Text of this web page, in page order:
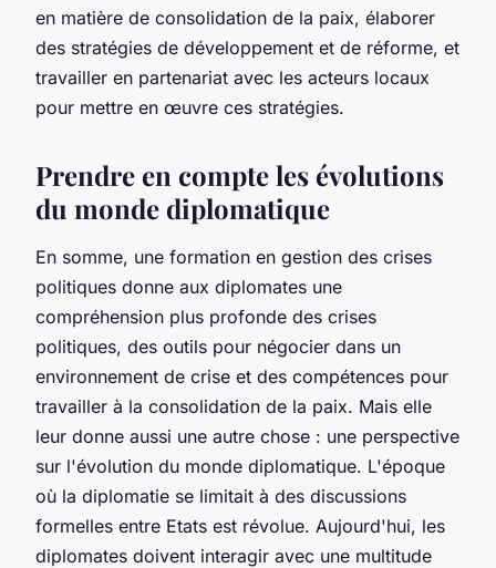
en matière de consolidation de la paix, élaborer
des stratégies de développement et de réforme, et
travailler en partenariat avec les acteurs locaux
pour mettre en œuvre ces stratégies.
Prendre en compte les évolutions
du monde diplomatique
En somme, une formation en gestion des crises
politiques donne aux diplomates une
compréhension plus profonde des crises
politiques, des outils pour négocier dans un
environnement de crise et des compétences pour
travailler à la consolidation de la paix. Mais elle
leur donne aussi une autre chose : une perspective
sur l'évolution du monde diplomatique. L'époque
où la diplomatie se limitait à des discussions
formelles entre Etats est révolue. Aujourd'hui, les
diplomates doivent interagir avec une multitude